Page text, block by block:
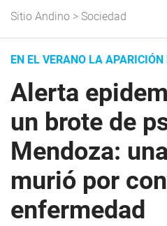
Sitio Andino > Sociedad
EN EL VERANO LA
Alerta
un brote de
Mendoza:
murió por
enfermedad